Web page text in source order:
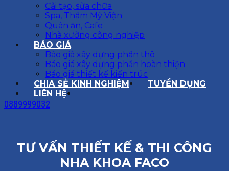
Cải tạo, sửa chữa
Spa, Thẩm Mỹ Viện
Quán ăn, Cafe
Nhà xưởng công nghiệp
BÁO GIÁ
Báo giá xây dựng phần thô
Báo giá xây dựng phần hoàn thiện
Báo giá thiết kế kiến trúc
CHIA SẺ KINH NGHIỆM
TUYỂN DỤNG
LIÊN HỆ
0889999032
TƯ VẤN THIẾT KẾ & THI CÔNG
NHA KHOA FACO